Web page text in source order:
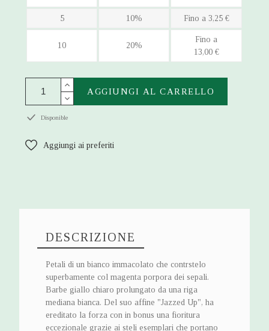
5 10% Fino a 3,25 €
10 20%
Fino a
13,00 €
AGGIUNGI AL CARRELLO
Disponible
Aggiungi ai preferiti
DESCRIZIONE
Petali di un bianco immacolato che contrstelo
superbamente col magenta porpora dei sepali.
Barbe giallo chiaro prolungato da una riga
mediana bianca. Del suo affine "Jazzed Up", ha
ereditato la forza con in bonus una fioritura
eccezionale grazie ai steli esemplari che portano